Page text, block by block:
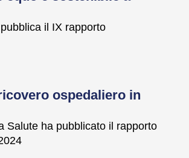
il IX rapporto
ospedaliero in
Salute ha pubblicato il rapporto